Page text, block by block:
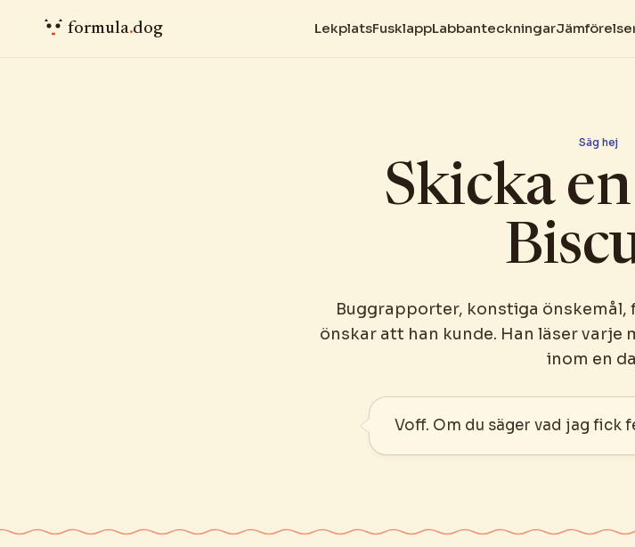
formula.dog LekplatsFusklappLabbanteckningar
Säg hej
Skicka
Buggrapporter, konstiga önskemål,
önskar att han kunde. Han läser varje
inom en
Voff. Om du säger vad jag fick